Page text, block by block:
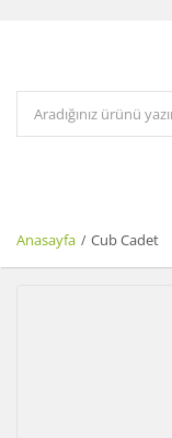
Anasayfa Cub Cadet